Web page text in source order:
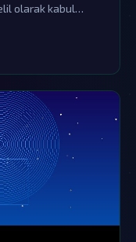
olarak kabul